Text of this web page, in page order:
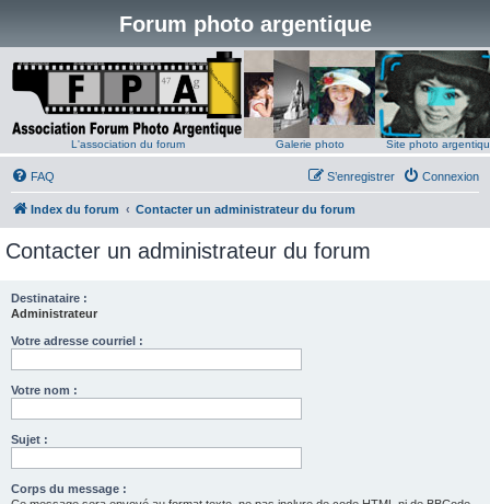
Forum photo argentique
L'association du forum Galerie photo Site photo
FAQ Connexion
S’enregistrer
Index du forum Contacter un administrateur du forum
Contacter un administrateur du forum
Destinataire :
Administrateur
Votre adresse courriel :
Votre nom :
Sujet :
Corps du message :